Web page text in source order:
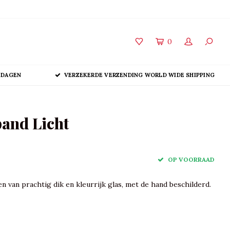
0
VERZEKERDE VERZENDING WORLD WIDE SHIPPING
Licht
OP VOORRAAD
van prachtig dik en kleurrijk glas, met de hand beschilderd.